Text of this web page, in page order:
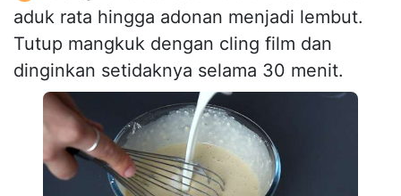
aduk rata hingga adonan menjadi lembut.
Tutup mangkuk dengan cling film dan
dinginkan setidaknya selama 30 menit.